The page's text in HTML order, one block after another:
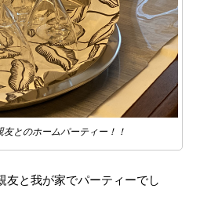
とのホームパーティー！！
友と我が家でパーティーでし